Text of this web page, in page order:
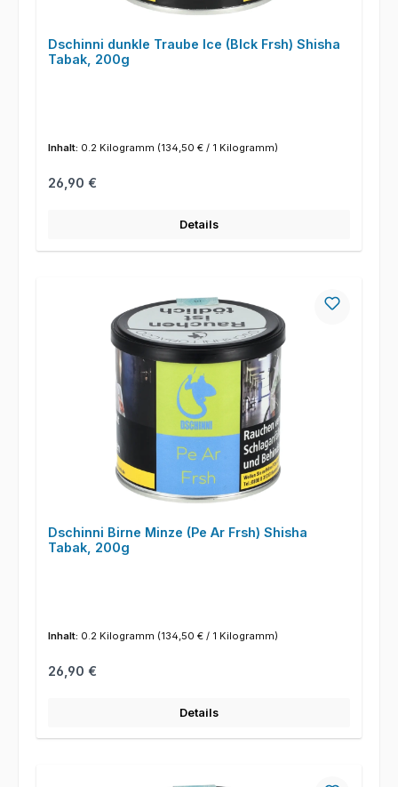
Dschinni dunkle Traube Ice (Blck Frsh) Shisha
Tabak, 200g
Inhalt: 0.2 Kilogramm (134,50 € / 1 Kilogramm)
Regulärer Preis:
26,90 €
Details
Dschinni Birne Minze (Pe Ar Frsh) Shisha
Tabak, 200g
Inhalt: 0.2 Kilogramm (134,50 € / 1 Kilogramm)
Regulärer Preis:
26,90 €
Details